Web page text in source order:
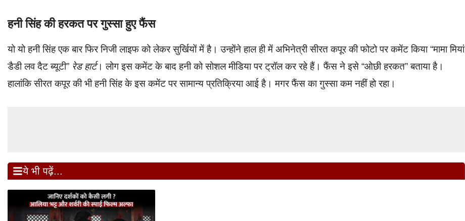
हनी सिंह की हरकत पर गुस्सा हुए फैंस
यो यो हनी सिंह एक बार फिर निजी लाइफ को लेकर सुर्खियों में है। उन्होंने हाल ही में अभिनेत्री सीरत कपूर की फोटो पर कमेंट किया “मामा मियां
डैडी लव दैट ब्यूटी” रेड हार्ट। लोग इस कमेंट के बाद हनी को सोशल मीडिया पर ट्रॉल कर रहे हैं। फैंस ने इसे “ओछी हरकत” बताया है।
हालांकि सीरत कपूर की भी हनी सिंह के इस कमेंट पर सामान्य प्रतिक्रिया आई है। मगर फैंस का गुस्सा कम नहीं हो रहा।
ये भी पढ़ें...